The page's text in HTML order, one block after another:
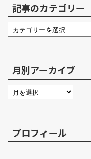
記事のカテゴリー
月別アーカイブ
プロフィール